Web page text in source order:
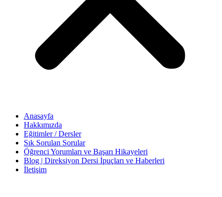
Anasayfa
Hakkımızda
Eğitimler / Dersler
Sık Sorulan Sorular
Öğrenci Yorumları ve Başarı Hikayeleri
Blog | Direksiyon Dersi İpuçları ve Haberleri
İletişim